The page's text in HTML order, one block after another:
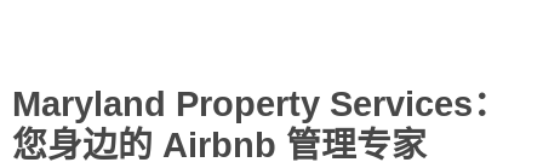
Maryland Property Services：
您身边的 Airbnb 管理专家